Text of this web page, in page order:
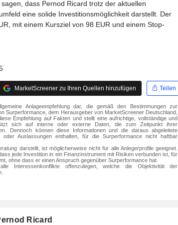
dass Pernod Ricard trotz der aktuellen
eine solide Investitionsmöglichkeit darstellt. Der
mit einem Kursziel von 98 EUR und einem Stop-
MarketScreener zu Ihren Quellen hinzufügen Teilen
Anlageempfehlung dar, die gemäß den Bestimmungen zur
Surperformance, dem Herausgeber von MarketScreener Deutschland,
Empfehlung auf Fakten und stellt eine aufrichtige, vollständige und
sich auf interne oder externe Daten, die zum Zeitpunkt ihrer
Dennoch können diese Informationen und die daraus abgeleitete
oder Auslassungen enthalten, für die Surperformance nicht haftbar
darstellt, ist möglicherweise nicht für alle Anlegerprofile geeignet.
jede Investition in ein Finanzinstrument mit Risiken verbunden ist, für
ohne dass er einen Anspruch gegenüber Surperformance hat.
Interessenkonflikte offenzulegen, welche die Objektivität der
Ricard